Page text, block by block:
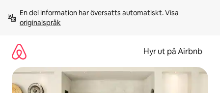
innehåll
En del information har översatts automatiskt. Visa
originalspråk
Hyr ut på Airbnb